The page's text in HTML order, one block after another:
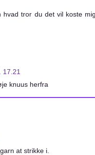
tror du det vil koste
17.21
knuus herfra
at strikke i.